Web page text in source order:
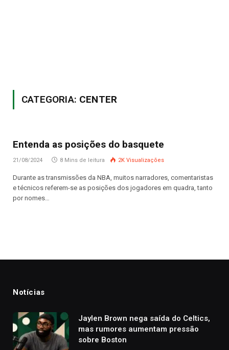
CATEGORIA: CENTER
Entenda as posições do basquete
21/08/2024 8 Mins de leitura 2K Visualizações
Durante as transmissões da NBA, muitos narradores, comentaristas
e técnicos referem-se as posições dos jogadores em quadra, tanto
por nomes…
Notícias
Jaylen Brown nega saída do Celtics,
mas rumores aumentam pressão
sobre Boston